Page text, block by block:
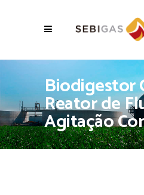
Biodigestor
Reator de
Agitação